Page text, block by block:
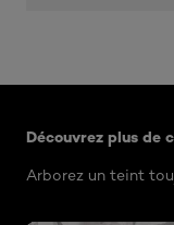
Découvrez plus de
Arborez un teint